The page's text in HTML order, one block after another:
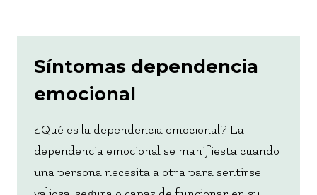
Síntomas dependencia
emocional
¿Qué es la dependencia emocional? La
dependencia emocional se manifiesta cuando
una persona necesita a otra para sentirse